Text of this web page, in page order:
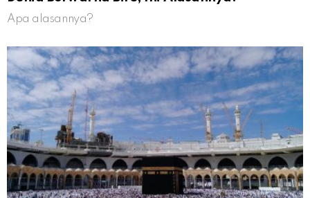
Apa alasannya?